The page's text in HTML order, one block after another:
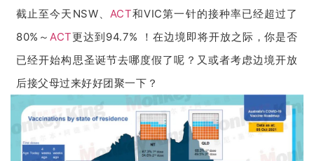
截止至今天NSW、 ACT和VIC第一针的接种率已经超过了
80%～ACT更达到94.7% ！在边境即将开放之际，你是否
已经开始构思圣诞节去哪度假了呢？又或者考虑边境开放
后接父母过来好好团聚一下？